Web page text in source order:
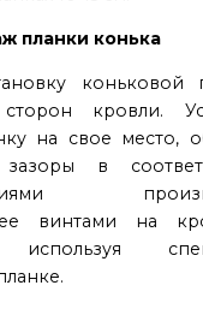
планки конька
коньковой
кровли.
на свое место,
в
винтами на
используя